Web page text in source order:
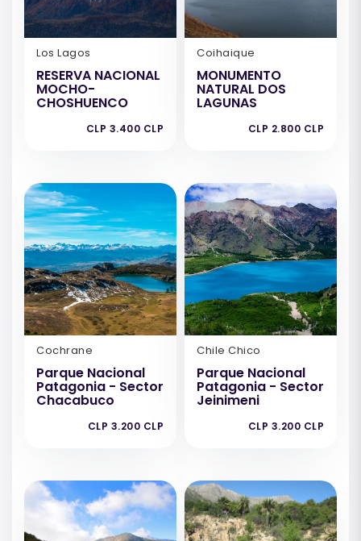
Los Lagos
RESERVA NACIONAL
MOCHO-
CHOSHUENCO
CLP 3.400 CLP
Coihaique
MONUMENTO
NATURAL DOS
LAGUNAS
CLP 2.800 CLP
Cochrane
Parque Nacional
Patagonia - Sector
Chacabuco
CLP 3.200 CLP
Chile Chico
Parque Nacional
Patagonia - Sector
Jeinimeni
CLP 3.200 CLP